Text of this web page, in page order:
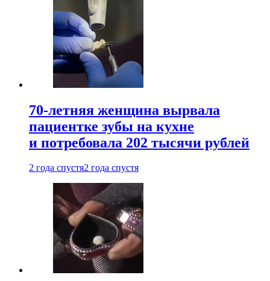
70-летняя женщина вырвала
пациентке зубы на кухне
и потребовала 202 тысячи рублей
2 года спустя2 года спустя